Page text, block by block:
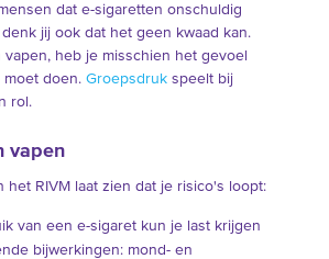
dat e-sigaretten onschuldig
jij ook dat het geen kwaad kan.
heb je misschien het gevoel
moet doen. Groepsdrukspeelt bij
rol.
vapen
het RIVM laat zien dat je risico's loopt:
van een e-sigaret kun je last krijgen
bijwerkingen: mond- en